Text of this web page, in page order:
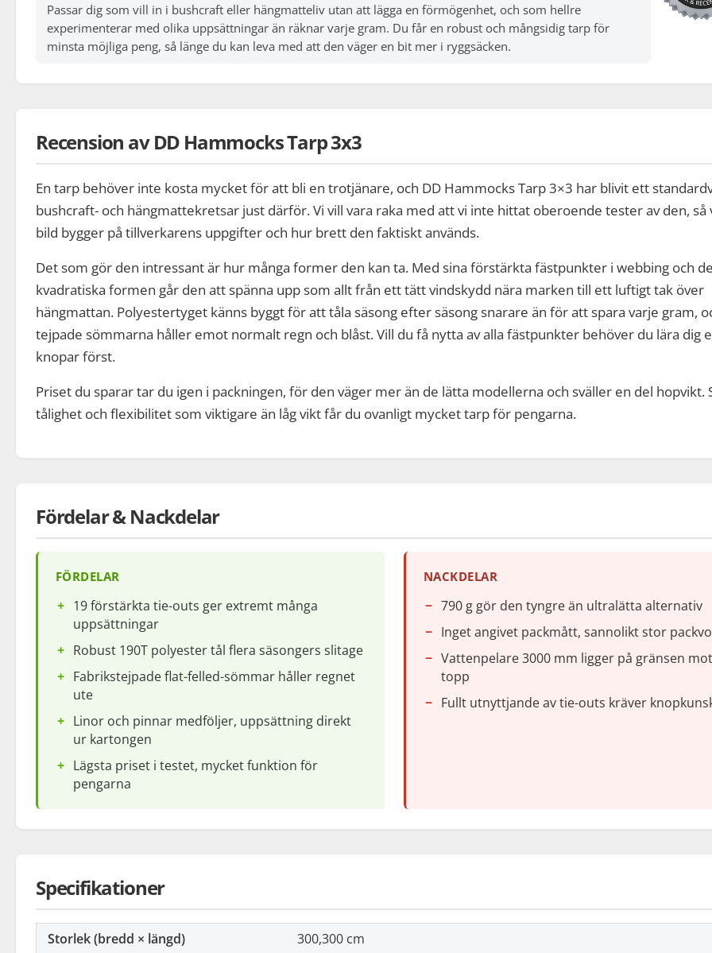
Passar dig som vill in i bushcraft eller hängmatteliv utan att lägga en förmögenhet, och som hellre
experimenterar med olika uppsättningar än räknar varje gram. Du får en robust och mångsidig tarp för
minsta möjliga peng, så länge du kan leva med att den väger en bit mer i ryggsäcken.
Recension av DD Hammocks Tarp 3x3
En tarp behöver inte kosta mycket för att bli en trotjänare, och DD Hammocks Tarp 3×3 har blivit ett
bushcraft- och hängmattekretsar just därför. Vi vill vara raka med att vi inte hittat oberoende tester av den, så
bild bygger på tillverkarens uppgifter och hur brett den faktiskt används.
Det som gör den intressant är hur många former den kan ta. Med sina förstärkta fästpunkter i webbing och
kvadratiska formen går den att spänna upp som allt från ett tätt vindskydd nära marken till ett luftigt tak över
hängmattan. Polyestertyget känns byggt för att tåla säsong efter säsong snarare än för att spara varje gram,
tejpade sömmarna håller emot normalt regn och blåst. Vill du få nytta av alla fästpunkter behöver du lära dig
knopar först.
Priset du sparar tar du igen i packningen, för den väger mer än de lätta modellerna och sväller en del hopvikt.
tålighet och flexibilitet som viktigare än låg vikt får du ovanligt mycket tarp för pengarna.
Fördelar & Nackdelar
FÖRDELAR
19 förstärkta tie-outs ger extremt många
uppsättningar
Robust 190T polyester tål flera säsongers slitage
Fabrikstejpade flat-felled-sömmar håller regnet
ute
Linor och pinnar medföljer, uppsättning direkt
ur kartongen
Lägsta priset i testet, mycket funktion för
pengarna
NACKDELAR
790 g gör den tyngre än ultralätta alternativ
Inget angivet packmått, sannolikt stor
Vattenpelare 3000 mm ligger på gränsen mot
topp
Fullt utnyttjande av tie-outs kräver
Specifikationer
Storlek (bredd × längd)
300,300 cm